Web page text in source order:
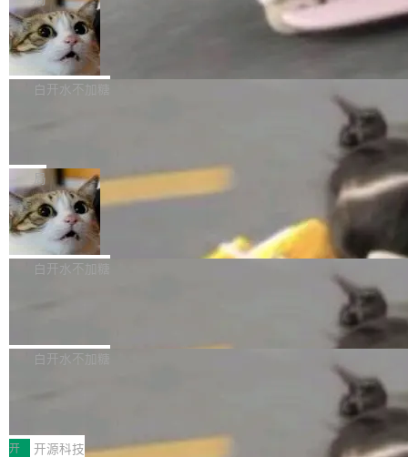
l 迁移或唤醒时，新宿主从 S3 恢复 SQLite 数据
库继续执行。存储库是持久化的唯一真相...
te 17 Pro、OPPO K15，要么是vivo X300 E这
样的次旗舰。 Galaxy Z Fold8 Ultra / Z Fold8 /
Z Flip8三款折叠屏新机均在7月22日发布，且全
部搭载骁龙8 Elite Gen5 for Galaxy，它们本该
本控制系统。目前处于 Early Access 阶段。 De
ltaDB 的核心思路直接写在 landing page 最显
眼的位置：「Software is made between com
mits」——软件是在 commit 之间写出来的。git
是把这段空隙补上。 回退到任何一次编辑：Delt
aDB 捕获 commit 之间的每一次操作，...
SpaceXAI 单季资本开支达 183 亿美元
根据风险投资人Tomer Tunguz 博客（VC 分
析）披露的最新分析与第二季度业绩报告，Spac
微软同期总资本开支的四成。 与亚马逊、Alpha
bet、微软以及 Meta 等传统科技巨头相比，Spa
ceXAI的资金消耗速度尤为引人瞩目。然而，支
撑庞大支出的资金来源却呈现出截然不同的面
貌。数据显示，微软和 Meta 主要依托充沛的经
白开水不加糖
一个在终端里运行的编程 agent；Muse Spark
1.2，驱动这个 agent 的新模型。一句话概括：
你可以用 curl -fsSL https://dev.meta.ai/install.
sh | bash 安装一个能在大项目里自动规划、写
代码、验证结果的 AI 终端工具。 据介绍，Muse
个主 agent 循环，外加一组后台 agent。这些后
局
美团开源 LoHoSearch，用知识图谱校
准 AI 能力认知
机器出题的前提，是让机器拥有全局视野。整个
构建流程可以分为四个环节：建图 → 控制难度
白开水不加糖
库，并将作为transport接入Mooncake TENT。
MPComm将作为一种传输引擎接入Mooncake T
白开水不加糖
型案例入选名单》，深信服“面向企业研发场景的
开 开源科技